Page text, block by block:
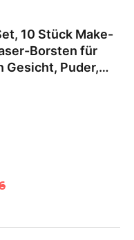
10 Stück Make-
Borsten für
Gesicht, Puder,